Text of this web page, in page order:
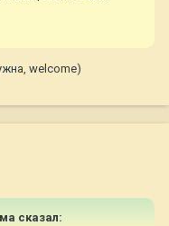
welcome)
сказал: